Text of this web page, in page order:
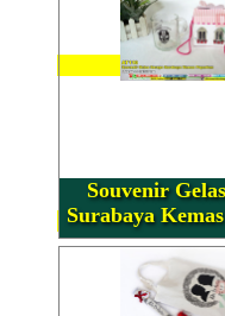
Souvenir
Surabaya